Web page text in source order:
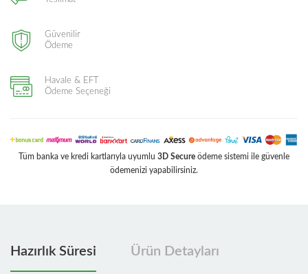
Güvenilir
Ödeme
Havale & EFT
Ödeme Seçeneği
Tüm banka ve kredi kartlarıyla uyumlu 3D Secure ödeme sistemi ile güvenle
ödemenizi yapabilirsiniz.
Hazırlık Süresi Ürün Detayları